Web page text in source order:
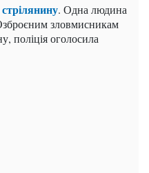
стрілянину. Одна людина
зловмисникам
поліція оголосила